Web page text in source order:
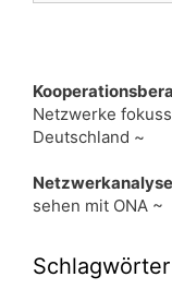
Netzwerke
Deutschland ~
sehen mit ONA ~
Schlagwörter